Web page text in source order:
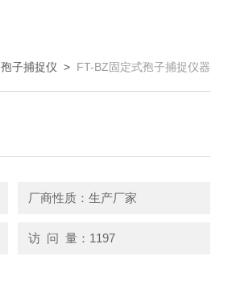
孢子捕捉仪 > FT-BZ固定式孢子捕捉仪器
厂商性质：生产厂家
访 问 量：1197